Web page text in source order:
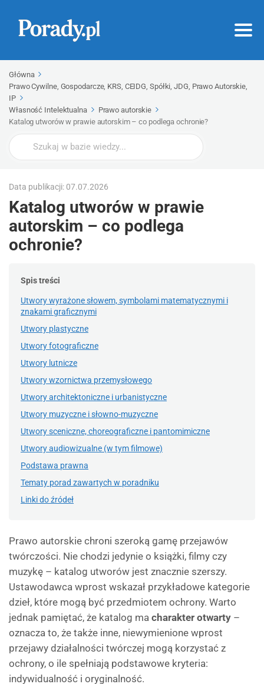
Główna
Prawo Cywilne, Gospodarcze, KRS, CEIDG, Spółki, JDG, Prawo Autorskie,
IP
Własność Intelektualna
Prawo autorskie
Katalog utworów w prawie autorskim – co podlega ochronie?
Wyszukaj
Data publikacji: 07.07.2026
Katalog utworów w prawie
autorskim – co podlega
ochronie?
Spis treści
Utwory wyrażone słowem, symbolami matematycznymi i
znakami graficznymi
Utwory plastyczne
Utwory fotograficzne
Utwory lutnicze
Utwory wzornictwa przemysłowego
Utwory architektoniczne i urbanistyczne
Utwory muzyczne i słowno-muzyczne
Utwory sceniczne, choreograficzne i pantomimiczne
Utwory audiowizualne (w tym filmowe)
Podstawa prawna
Tematy porad zawartych w poradniku
Linki do źródeł
Prawo autorskie chroni szeroką gamę przejawów
twórczości. Nie chodzi jedynie o książki, filmy czy
muzykę – katalog utworów jest znacznie szerszy.
Ustawodawca wprost wskazał przykładowe kategorie
dzieł, które mogą być przedmiotem ochrony. Warto
jednak pamiętać, że katalog ma charakter otwarty –
oznacza to, że także inne, niewymienione wprost
przejawy działalności twórczej mogą korzystać z
ochrony, o ile spełniają podstawowe kryteria:
indywidualność i oryginalność.